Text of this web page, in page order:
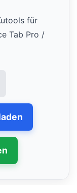
für
Tab Pro /